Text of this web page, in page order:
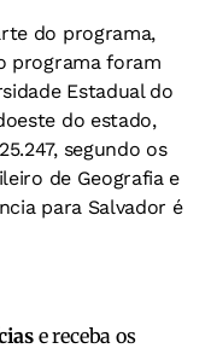
do programa,
programa foram
Estadual do
do estado,
segundo os
de Geografia e
para Salvador é
e receba os